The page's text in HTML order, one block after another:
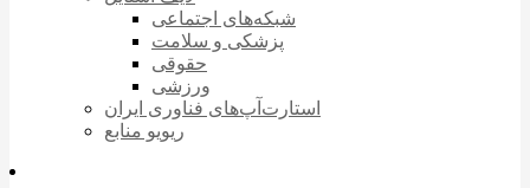
شبکه‌های اجتماعی
پزشکی و سلامت
حقوقی
ورزشی
استارت‌آپ‌های فناوری ایران
ریویو منابع